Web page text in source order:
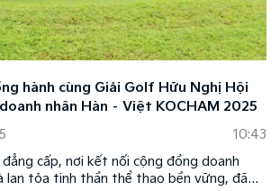
hành cùng Giải Golf Hữu Nghị Hội
nhân Hàn – Việt KOCHAM 2025
10:43
cấp, nơi kết nối cộng đồng doanh
lan tỏa tinh thần thể thao bền vững, đã